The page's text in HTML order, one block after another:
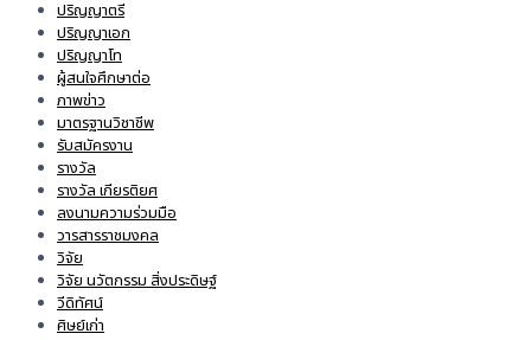
ปริญญาตรี
ปริญญาเอก
ปริญญาโท
ผู้สนใจศึกษาต่อ
ภาพข่าว
มาตรฐานวิชาชีพ
รับสมัครงาน
รางวัล
รางวัล เกียรติยศ
ลงนามความร่วมมือ
วารสารราชมงคล
วิจัย
วิจัย นวัตกรรม สิ่งประดิษฐ์
วีดิทัศน์
ศิษย์เก่า